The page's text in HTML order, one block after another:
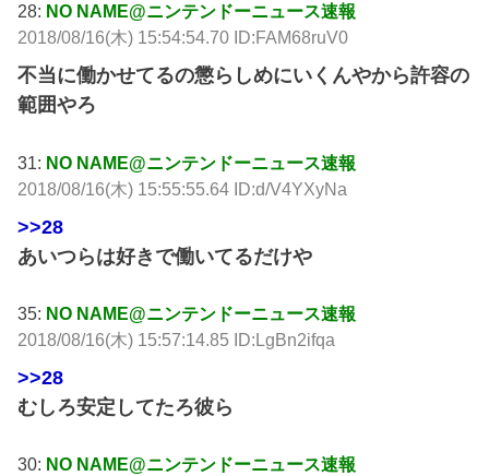
28: NO NAME@ニンテンドーニュース速報
2018/08/16(木) 15:54:54.70 ID:FAM68ruV0
不当に働かせてるの懲らしめにいくんやから許容の
範囲やろ
31: NO NAME@ニンテンドーニュース速報
2018/08/16(木) 15:55:55.64 ID:d/V4YXyNa
>>28
あいつらは好きで働いてるだけや
35: NO NAME@ニンテンドーニュース速報
2018/08/16(木) 15:57:14.85 ID:LgBn2ifqa
>>28
むしろ安定してたろ彼ら
30: NO NAME@ニンテンドーニュース速報